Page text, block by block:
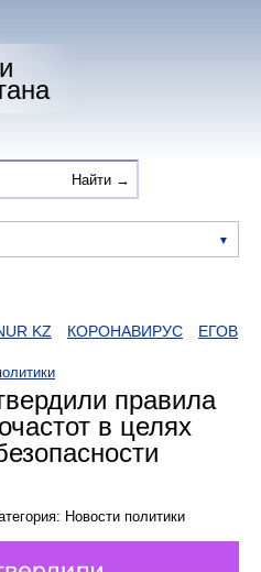
КОРОНАВИРУС ЕГОВ
правила
в целях
Новости политики